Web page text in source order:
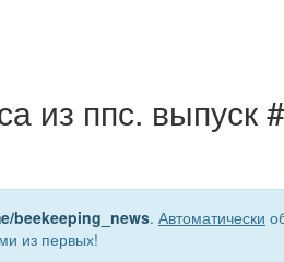
из ппс. выпуск
beekeeping_news. Автоматически
из первых!